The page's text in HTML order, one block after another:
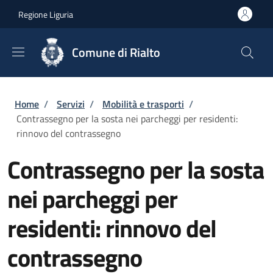
Regione Liguria
Comune di Rialto
Briciole di pane
Home / Servizi / Mobilità e trasporti /
Contrassegno per la sosta nei parcheggi per residenti:
rinnovo del contrassegno
Contrassegno per la sosta
nei parcheggi per
residenti: rinnovo del
contrassegno